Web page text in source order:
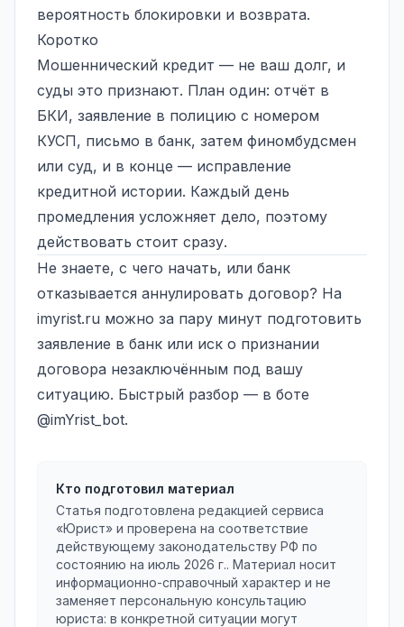
вероятность блокировки и возврата.
Коротко
Мошеннический кредит — не ваш долг, и
суды это признают. План один: отчёт в
БКИ, заявление в полицию с номером
КУСП, письмо в банк, затем финомбудсмен
или суд, и в конце — исправление
кредитной истории. Каждый день
промедления усложняет дело, поэтому
действовать стоит сразу.
Не знаете, с чего начать, или банк
отказывается аннулировать договор? На
imyrist.ru можно за пару минут подготовить
заявление в банк или иск о признании
договора незаключённым под вашу
ситуацию. Быстрый разбор — в боте
@imYrist_bot.
Кто подготовил материал
Статья подготовлена редакцией сервиса
«Юрист» и проверена на соответствие
действующему законодательству РФ по
состоянию на июль 2026 г.. Материал носит
информационно-справочный характер и не
заменяет персональную консультацию
юриста: в конкретной ситуации могут